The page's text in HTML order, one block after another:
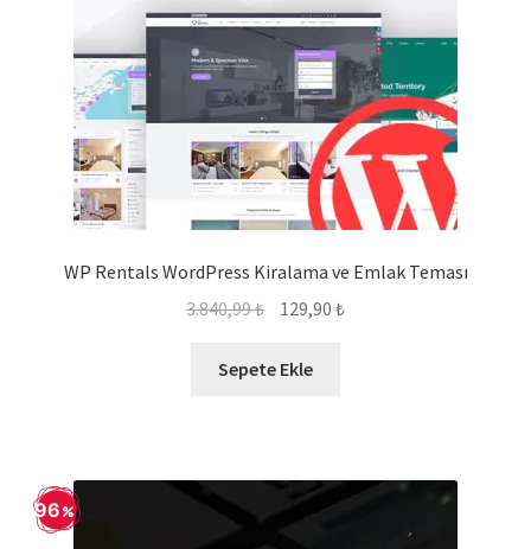
WP Rentals WordPress Kiralama ve Emlak Teması
3.840,99₺
Orijinal
3.840,99 ₺.
129,90 ₺Şu
Sepete Ekle
96